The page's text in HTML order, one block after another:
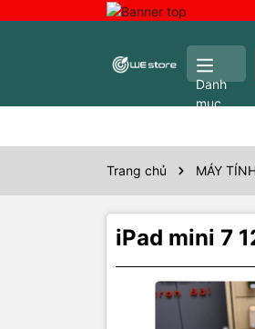
Danh
mục
Trang chủ MÁY
iPad mini 7